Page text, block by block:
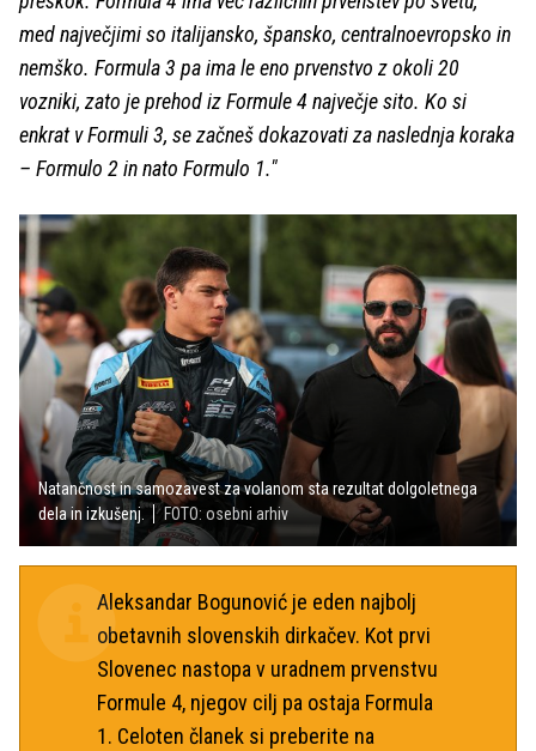
med največjimi so italijansko, špansko, centralnoevropsko in
nemško. Formula 3 pa ima le eno prvenstvo z okoli 20
vozniki, zato je prehod iz Formule 4 največje sito. Ko si
enkrat v Formuli 3, se začneš dokazovati za naslednja koraka
– Formulo 2 in nato Formulo 1."
Natančnost in samozavest za volanom sta rezultat dolgoletnega
dela in izkušenj.
FOTO: osebni arhiv
Aleksandar Bogunović je eden najbolj
obetavnih slovenskih dirkačev. Kot prvi
Slovenec nastopa v uradnem prvenstvu
Formule 4, njegov cilj pa ostaja Formula
1. Celoten članek si preberite na